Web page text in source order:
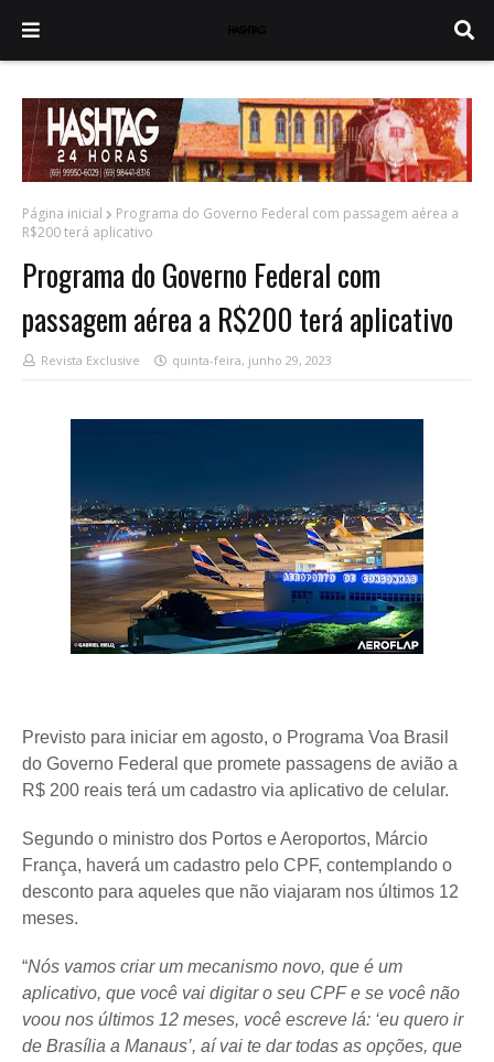
Página inicial
Programa do Governo Federal com passagem aérea a
R$200 terá aplicativo
Programa do Governo Federal com
passagem aérea a R$200 terá aplicativo
Revista Exclusive quinta-feira, junho 29, 2023
Previsto para iniciar em agosto, o Programa Voa Brasil
do Governo Federal que promete passagens de avião a
R$ 200 reais terá um cadastro via aplicativo de celular.
Segundo o ministro dos Portos e Aeroportos, Márcio
França, haverá um cadastro pelo CPF, contemplando o
desconto para aqueles que não viajaram nos últimos 12
meses.
“Nós vamos criar um mecanismo novo, que é um
aplicativo, que você vai digitar o seu CPF e se você não
voou nos últimos 12 meses, você escreve lá: ‘eu quero ir
de Brasília a Manaus’, aí vai te dar todas as opções, que